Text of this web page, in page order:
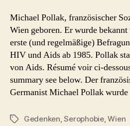
Michael Pollak, französischer
Wien geboren. Er wurde
erste (und regelmäßige)
HIV und Aids ab 1985. Pollak
von Aids. Résumé voir ci-
summary see below. Der
Germanist Michael Pollak
Schlagwörter
Gedenken ,Serophobie,Wien